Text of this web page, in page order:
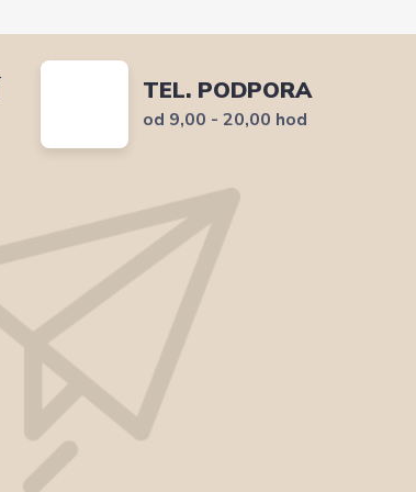
TEL. PODPORA
od 9,00 - 20,00 hod